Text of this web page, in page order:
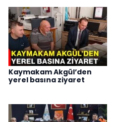
Kaymakam Akgül’den
yerel basına ziyaret